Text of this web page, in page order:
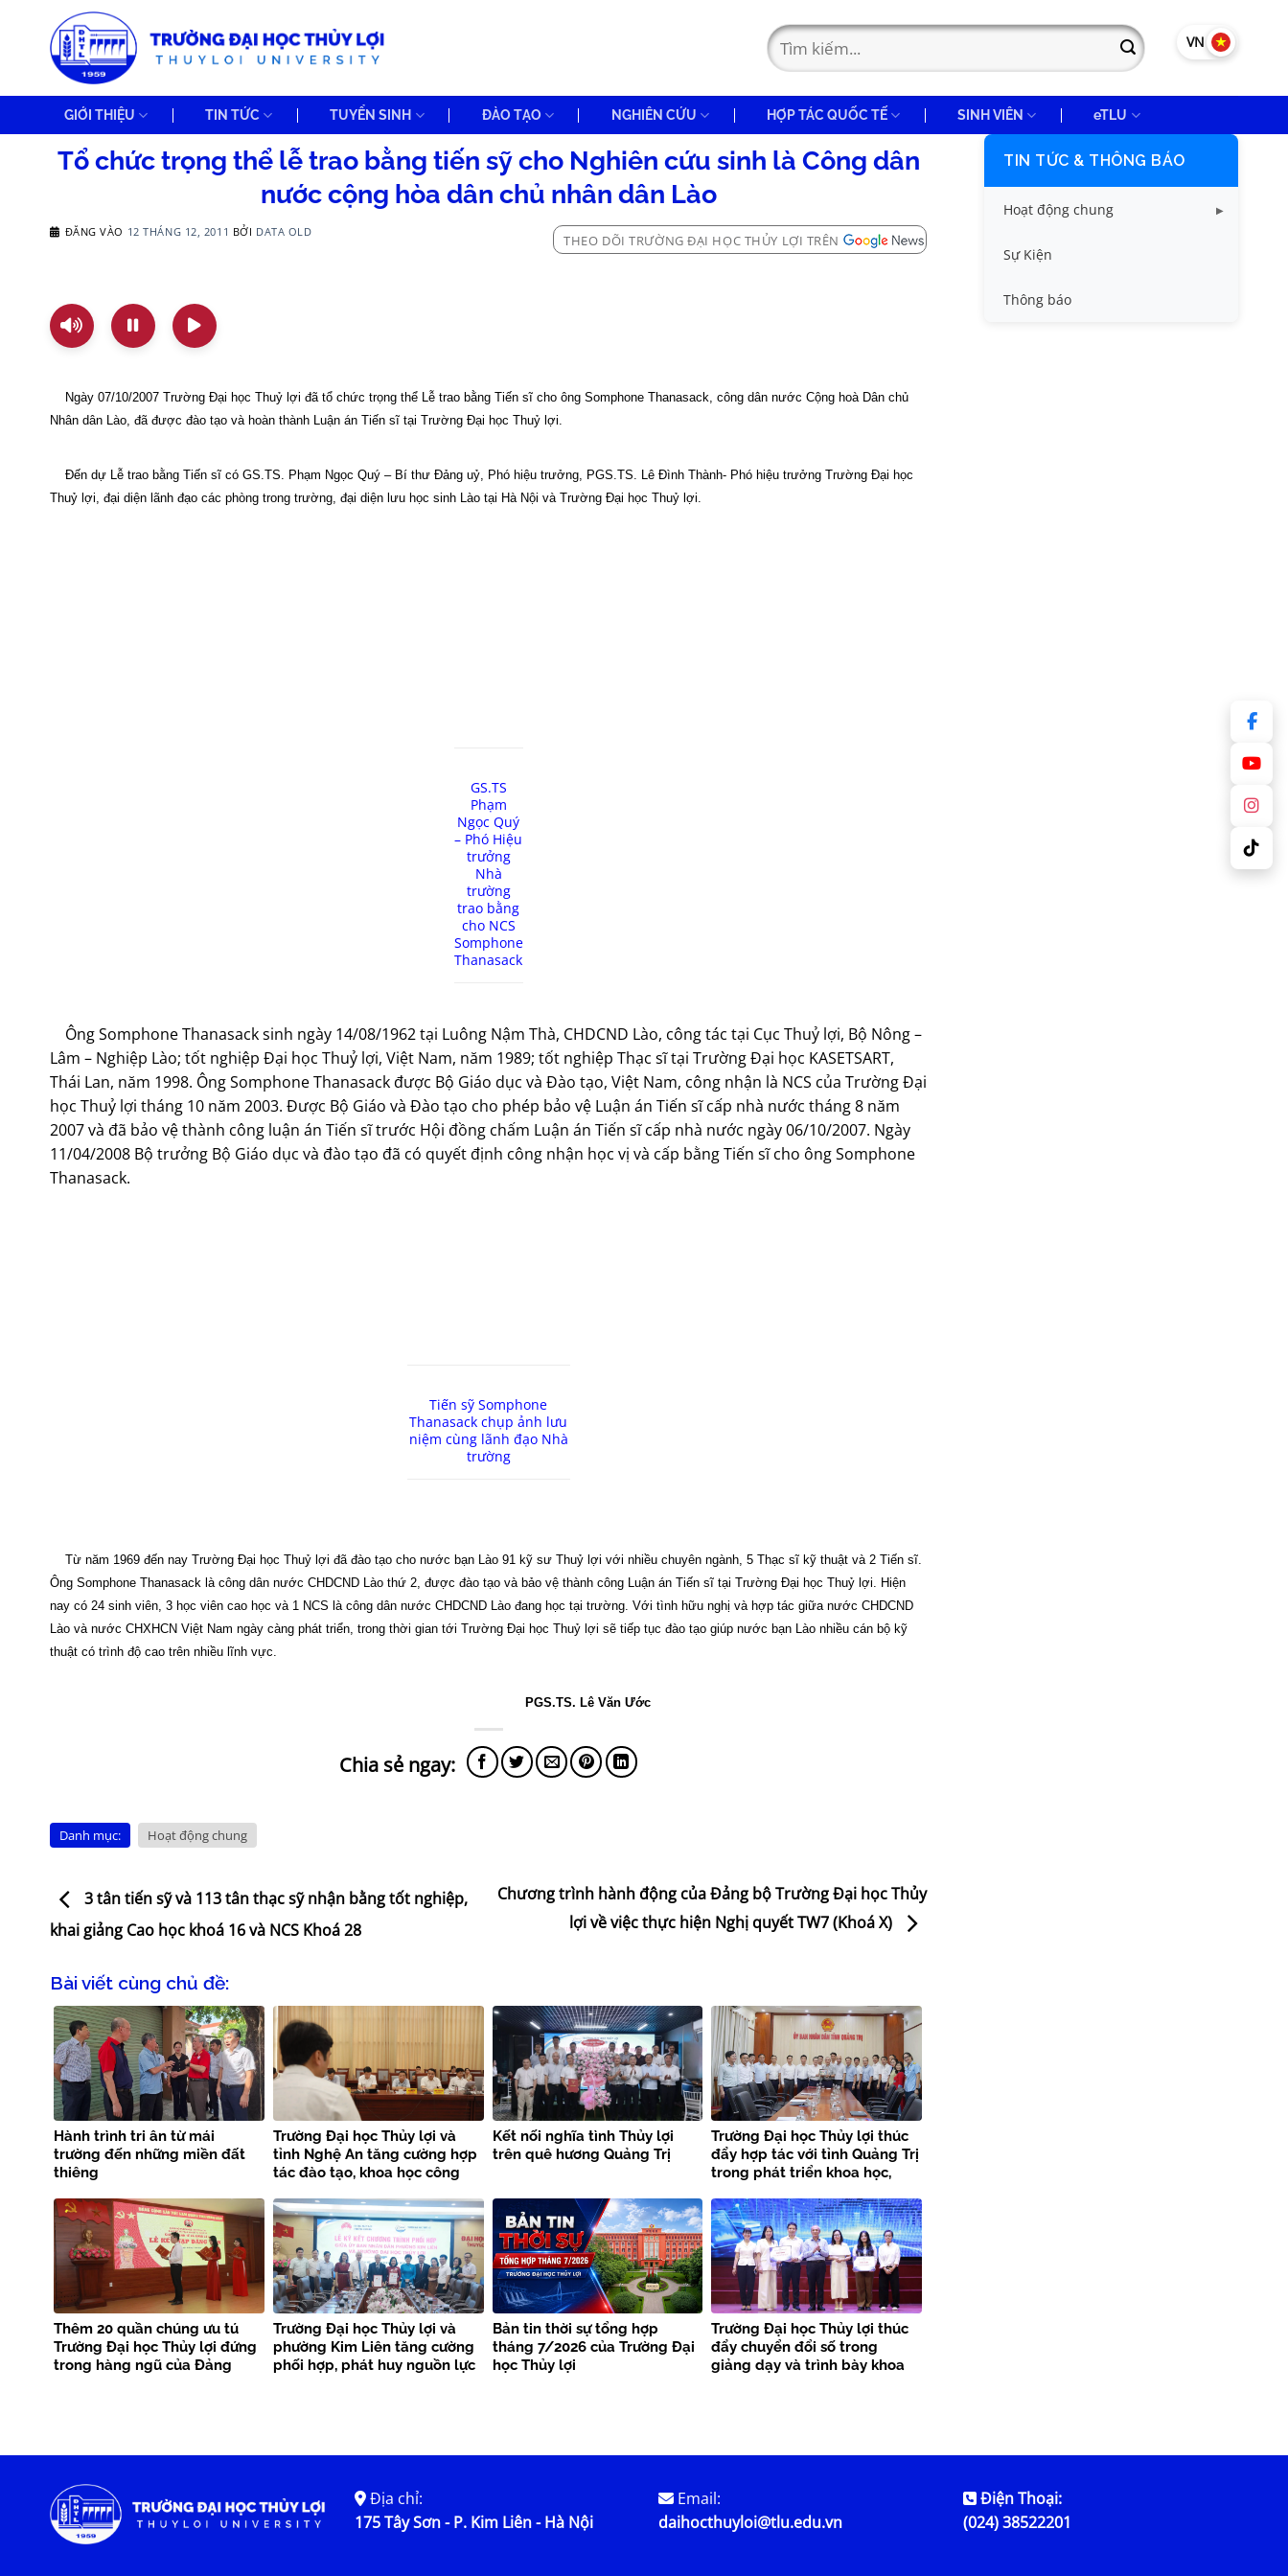
VN EN
GIỚI THIỆU TIN TỨC TUYỂN SINH ĐÀO TẠO NGHIÊN CỨU HỢP TÁC QUỐC TẾ SINH VIÊN eTLU
Tổ chức trọng thể lễ trao bằng tiến sỹ cho Nghiên cứu sinh là Công dân
nước cộng hòa dân chủ nhân dân Lào
ĐĂNG VÀO 12 THÁNG 12, 2011 BỞI DATA OLD
THEO DÕI TRƯỜNG ĐẠI HỌC THỦY LỢI TRÊN
Ngày 07/10/2007 Trường Đại học Thuỷ lợi đã tổ chức trọng thể Lễ trao bằng Tiến sĩ cho ông Somphone Thanasack, công dân nước Cộng hoà Dân chủ
Nhân dân Lào, đã được đào tạo và hoàn thành Luận án Tiến sĩ tại Trường Đại học Thuỷ lợi.
Đến dự Lễ trao bằng Tiến sĩ có GS.TS. Phạm Ngọc Quý – Bí thư Đảng uỷ, Phó hiệu trưởng, PGS.TS. Lê Đình Thành- Phó hiệu trưởng Trường Đại học
Thuỷ lợi, đại diện lãnh đạo các phòng trong trường, đại diện lưu học sinh Lào tại Hà Nội và Trường Đại học Thuỷ lợi.
GS.TS
Phạm
Ngọc Quý
– Phó Hiệu
trưởng
Nhà
trường
trao bằng
cho NCS
Somphone
Thanasack
Ông Somphone Thanasack sinh ngày 14/08/1962 tại Luông Nậm Thà, CHDCND Lào, công tác tại Cục Thuỷ lợi, Bộ Nông –
Lâm – Nghiệp Lào; tốt nghiệp Đại học Thuỷ lợi, Việt Nam, năm 1989; tốt nghiệp Thạc sĩ tại Trường Đại học KASETSART,
Thái Lan, năm 1998. Ông Somphone Thanasack được Bộ Giáo dục và Đào tạo, Việt Nam, công nhận là NCS của Trường Đại
học Thuỷ lợi tháng 10 năm 2003. Được Bộ Giáo và Đào tạo cho phép bảo vệ Luận án Tiến sĩ cấp nhà nước tháng 8 năm
2007 và đã bảo vệ thành công luận án Tiến sĩ trước Hội đồng chấm Luận án Tiến sĩ cấp nhà nước ngày 06/10/2007. Ngày
11/04/2008 Bộ trưởng Bộ Giáo dục và đào tạo đã có quyết định công nhận học vị và cấp bằng Tiến sĩ cho ông Somphone
Thanasack.
Tiến sỹ Somphone
Thanasack chụp ảnh lưu
niệm cùng lãnh đạo Nhà
trường
Từ năm 1969 đến nay Trường Đại học Thuỷ lợi đã đào tạo cho nước bạn Lào 91 kỹ sư Thuỷ lợi với nhiều chuyên ngành, 5 Thạc sĩ kỹ thuật và 2 Tiến sĩ.
Ông Somphone Thanasack là công dân nước CHDCND Lào thứ 2, được đào tạo và bảo vệ thành công Luận án Tiến sĩ tại Trường Đại học Thuỷ lợi. Hiện
nay có 24 sinh viên, 3 học viên cao học và 1 NCS là công dân nước CHDCND Lào đang học tại trường. Với tình hữu nghị và hợp tác giữa nước CHDCND
Lào và nước CHXHCN Việt Nam ngày càng phát triển, trong thời gian tới Trường Đại học Thuỷ lợi sẽ tiếp tục đào tạo giúp nước bạn Lào nhiều cán bộ kỹ
thuật có trình độ cao trên nhiều lĩnh vực.
PGS.TS. Lê Văn Ước
Danh mục: Hoạt động chung
3 tân tiến sỹ và 113 tân thạc sỹ nhận bằng tốt nghiệp,
khai giảng Cao học khoá 16 và NCS Khoá 28
Chương trình hành động của Đảng bộ Trường Đại học Thủy
lợi về việc thực hiện Nghị quyết TW7 (Khoá X)
Bài viết cùng chủ đề:
Hành trình tri ân từ mái
trường đến những miền đất
thiêng
Trường Đại học Thủy lợi và
tỉnh Nghệ An tăng cường hợp
tác đào tạo, khoa học công
tai
Kết nối nghĩa tình Thủy lợi
trên quê hương Quảng Trị
Trường Đại học Thủy lợi thúc
đẩy hợp tác với tỉnh Quảng Trị
trong phát triển khoa học,
Thêm 20 quần chúng ưu tú
Trường Đại học Thủy lợi đứng
trong hàng ngũ của Đảng
Trường Đại học Thủy lợi và
phường Kim Liên tăng cường
phối hợp, phát huy nguồn lực
Bản tin thời sự tổng hợp
tháng 7/2026 của Trường Đại
học Thủy lợi
Trường Đại học Thủy lợi thúc
đẩy chuyển đổi số trong
giảng dạy và trình bày khoa
TIN TỨC & THÔNG BÁO
Hoạt động chung
Tin công tác sinh viên
Tin đào tạo
Sự Kiện
Thông báo
Địa chỉ:
175 Tây Sơn - P. Kim Liên - Hà Nội
Email:
daihocthuyloi@tlu.edu.vn
Điện Thoại:
(024) 38522201